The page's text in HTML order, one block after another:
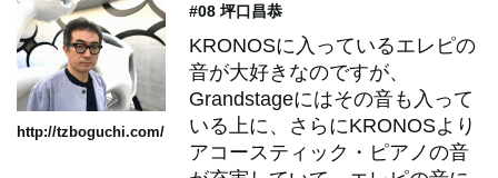
http://tzboguchi.com/
#08 坪口昌恭
KRONOSに入っているエレピの
音が大好きなのですが、
Grandstageにはその音も入って
いる上に、さらにKRONOSより
アコースティック・ピアノの音